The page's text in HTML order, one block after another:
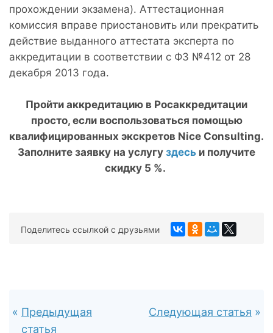
прохождении экзамена). Аттестационная
комиссия вправе приостановить или прекратить
действие выданного аттестата эксперта по
аккредитации в соответствии с ФЗ №412 от 28
декабря 2013 года.
Пройти аккредитацию в Росаккредитации
просто, если воспользоваться помощью
квалифицированных экскретов Nice Consulting.
Заполните заявку на услугу здесь и получите
скидку 5 %.
Поделитесь ссылкой с друзьями
Предыдущая
статья
Следующая статья